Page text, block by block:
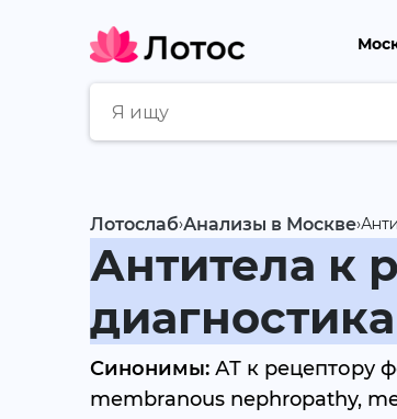
Лотослаб›Анализы в Москве›
Антитела к
Синонимы: АТ к рецептору
membranous nephropathy,